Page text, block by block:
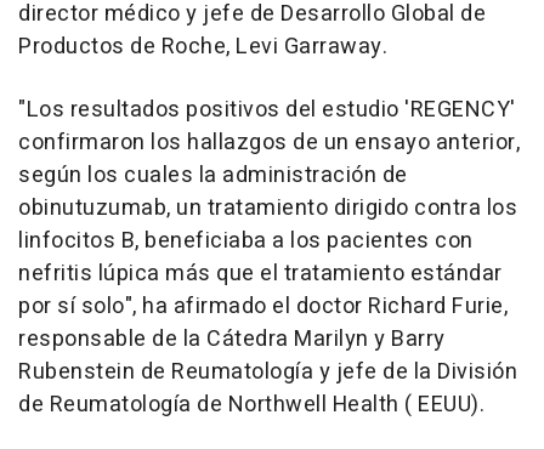
director médico y jefe de Desarrollo Global de
Productos de Roche, Levi Garraway.
"Los resultados positivos del estudio 'REGENCY'
confirmaron los hallazgos de un ensayo anterior,
según los cuales la administración de
obinutuzumab, un tratamiento dirigido contra los
linfocitos B, beneficiaba a los pacientes con
nefritis lúpica más que el tratamiento estándar
por sí solo", ha afirmado el doctor Richard Furie,
responsable de la Cátedra Marilyn y Barry
Rubenstein de Reumatología y jefe de la División
de Reumatología de Northwell Health ( EEUU).